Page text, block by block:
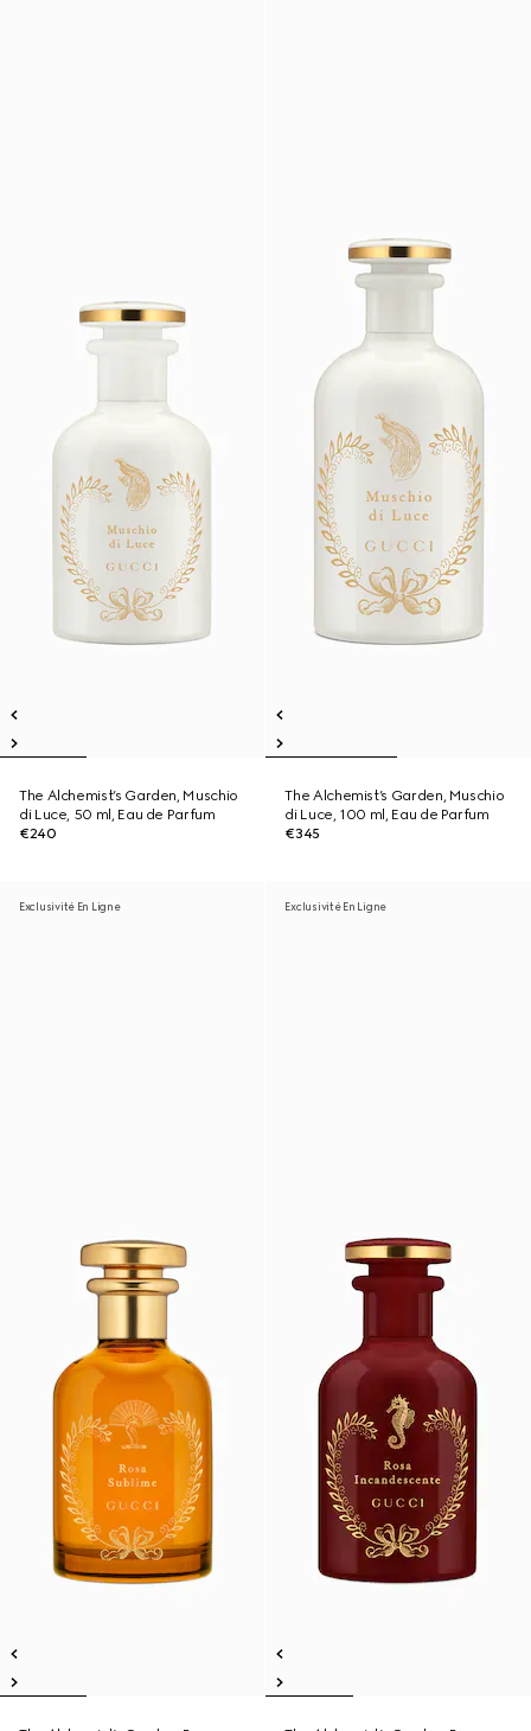
The Alchemist’s Garden, Muschio
di Luce, 50 ml, Eau de Parfum
€240
The Alchemist’s Garden, Muschio
di Luce, 100 ml, Eau de Parfum
€345
Exclusivité En Ligne Exclusivité En Ligne